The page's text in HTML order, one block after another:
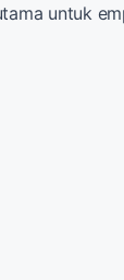
untuk